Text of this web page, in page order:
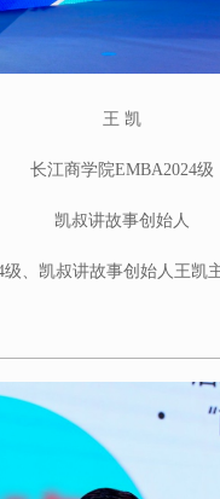
王 凯
长江商学院EMBA2024级
凯叔讲故事创始人
、凯叔讲故事创始人王凯主